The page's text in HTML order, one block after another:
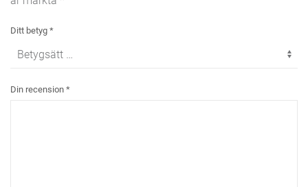
Ditt betyg *
Din recension *